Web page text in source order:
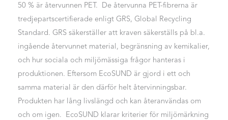
50 % är återvunnen PET. De återvunna PET-fibrerna är
tredjepartscertifierade enligt GRS, Global Recycling
Standard. GRS säkerställer att kraven säkerställs på bl.a.
ingående återvunnet material, begränsning av kemikalier,
och hur sociala och miljömässiga frågor hanteras i
produktionen. Eftersom EcoSUND är gjord i ett och
samma material är den därför helt återvinningsbar.
Produkten har lång livslängd och kan återanvändas om
och om igen. EcoSUND klarar kriterier för miljömärkning